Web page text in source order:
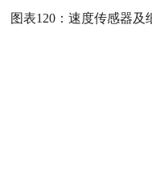
图表120：速度传感器及